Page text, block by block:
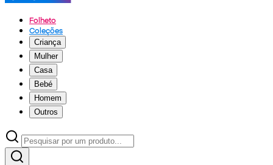
Folheto
Coleções
Criança
Mulher
Casa
Bebé
Homem
Outros